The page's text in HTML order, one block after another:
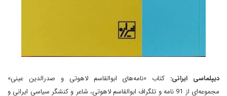
دیپلماسی ایرانی: کتاب «نامه‌های ابوالقاسم لاهوتی و صدرالدین عینی»
مجموعه‌ای از 91 نامه و تلگراف ابوالقاسم لاهوتی، شاعر و کنشگر سیاسی ایرانی و